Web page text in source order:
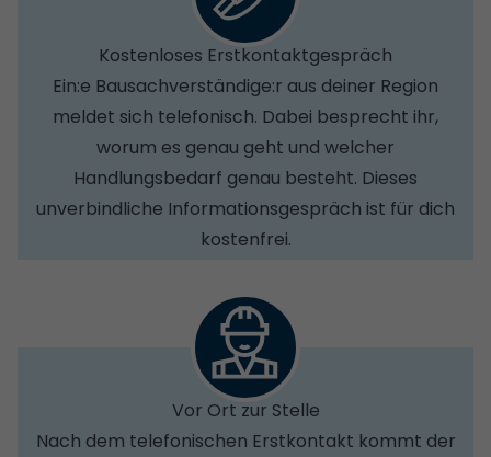
Kostenloses Erstkontaktgespräch
Ein:e Bausachverständige:r aus deiner Region
meldet sich telefonisch. Dabei besprecht ihr,
worum es genau geht und welcher
Handlungsbedarf genau besteht. Dieses
unverbindliche Informationsgespräch ist für dich
kostenfrei.
Vor Ort zur Stelle
Nach dem telefonischen Erstkontakt kommt der